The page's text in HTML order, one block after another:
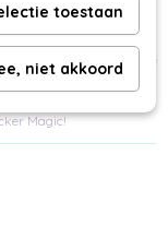
de laatste magische
Magic!
toestaan
niet akkoord